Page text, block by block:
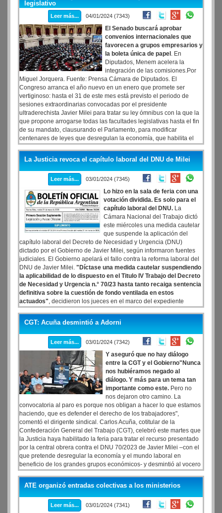
legislativo
Leer más... 04/01/2024 (7343)
El Senado buscará aprobar
convenios internacionales que
favorecen a grupos empresarios y
la boleta única de papel . En
Diputados, Menem acelera la
integración de las comisiones.Por
Miguel Jorquera. Fuente: Prensa Cámara de Diputados. El
Congreso arranca el año nuevo en un enero que promete ser
vertiginoso: hasta el 31 de este mes está previsto el periodo de
sesiones extraordinarias convocadas por el presidente
ultraderechista Javier Milei para tratar su ley ómnibus con la que la
que propone arrogarse todas las facultades legislativas hasta el fin
de su mandato, clausurando el Parlamento, para modificar
centenares de leyes que desregulan la economía, que habilita el
endeudamiento externo sin debate ni control legislativo, se fagocita
el Fondo de Garantía de Sustentabilidad de la Anses y con un fuerte
sesgo privatista busca desprenderse de las principales empresas
del Estado.
La Justicia revoca el capítulo laboral del DNU de Milei
Leer más... 03/01/2024 (7345)
Lo hizo en la sala de feria con una
votación dividida. Es solo para el
capítulo laboral del DNU. La
Cámara Nacional del Trabajo dictó
este miércoles una medida cautelar
que suspende la aplicación del
capítulo laboral del Decreto de Necesidad y Urgencia (DNU)
dictado por el Gobierno de Javier Milei, según informaron fuentes
judiciales. El Gobierno apelará el fallo contra la reforma laboral del
DNU de Javier Milei. "Díctase una medida cautelar suspendiendo
la aplicabilidad de lo dispuesto en el Titulo IV Trabajo del Decreto
de Necesidad y Urgencia n.° 70/23 hasta tanto recaiga sentencia
definitiva sobre la cuestión de fondo ventilada en estos
actuados", decidieron los jueces en el marco del expediente
inaugurado a partir de una presentación de la CGT.
CGT: Acuña desmintió a Adorni
Leer más... 03/01/2024 (7342)
Y aseguró que no hay diálogo
entre la CGT y el Gobierno"Nunca
nos hubiéramos negado al
diálogo. Y más para un tema tan
importante como este. Pero no
nos dejaron otro camino. La
convocatoria al paro es porque nos obligan a hacer lo que estamos
haciendo, que es defender el derecho de los trabajadores",
comentó el dirigente sindical. Carlos Acuña, cotitular de la
Confederación General del Trabajo (CGT), celebró este martes que
la Justicia haya habilitado la feria para tratar el recurso presentado
por la central obrera contra el DNU 70/2023 de Javier Milei –con el
que pretende desregular la economía y el mundo laboral en
beneficio de los grandes grupos económicos- y desmintió al vocero
presidencial Manuel Adorni al afirmar que "por ahora no hubo
ningún" diálogo con el Gobierno nacional.
ATE organizó entradas colectivas a los ministerios
Leer más... 03/01/2024 (7341)